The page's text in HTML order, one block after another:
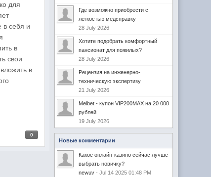
для
в себя и
в
свои
в
0
Где возможно приобрести с
легкостью медсправку
28 July 2026
Хотите подобрать комфортный
пансионат для пожилых?
28 July 2026
Рецензия на инженерно-
техническую экспертизу
21 July 2026
Melbet - купон VIP200MAX на 20 000
рублей
19 July 2026
Новые комментарии
Какое онлайн-казино сейчас лучше
выбрать новичку?
newuv- Jul 14 2025 01:48 PM